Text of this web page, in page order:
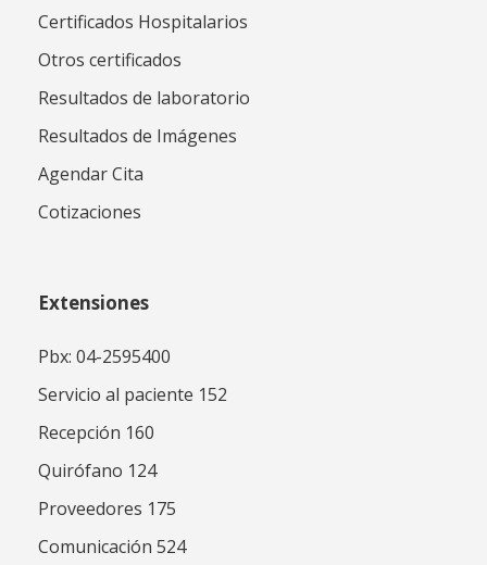
Certificados Hospitalarios
Otros certificados
Resultados de laboratorio
Resultados de Imágenes
Agendar Cita
Cotizaciones
Extensiones
Pbx: 04-2595400
Servicio al paciente 152
Recepción 160
Quirófano 124
Proveedores 175
Comunicación 524